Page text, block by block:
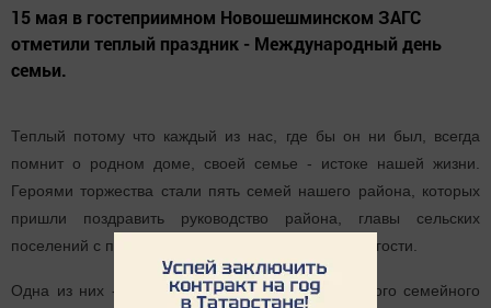
15 мая в гостеприимном Новошешминском ЗАГС
отметили теплый праздник - Международный день
семьи.
Теплый потому что каждый из нас, где бы он ни был, всегда
помнит о родном доме, своей семье - истоке нашей жизни.
Героями торжества стали пять семей нашего района, которых
пришли поздравить руководство района, главы сельских
поселений с председателями женсоветов, другие гости.
Одна из них - добрый пример долгого счастливого семейного